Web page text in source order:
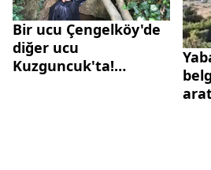
Bir ucu Çengelköy'de
diğer ucu
Kuzguncuk'ta!